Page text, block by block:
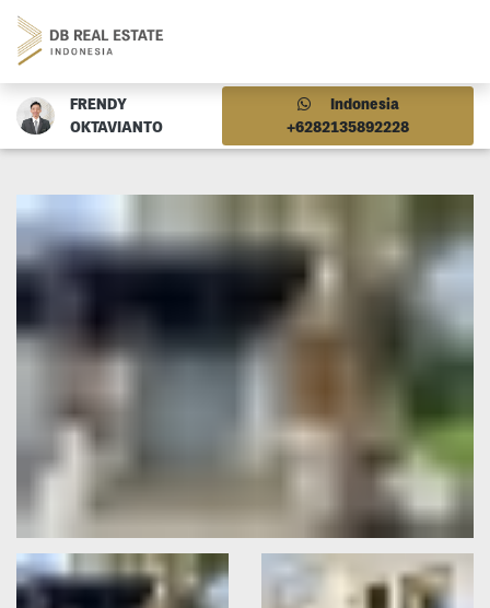
FRENDY
OKTAVIANTO
Indonesia
+6282135892228